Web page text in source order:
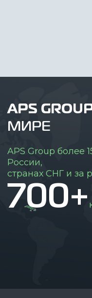
APS
МИРЕ
APS Group более
России,
странах СНГ и за
700+